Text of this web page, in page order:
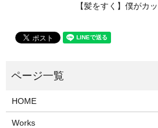
【髪をすく】僕がカ
HOME
Works